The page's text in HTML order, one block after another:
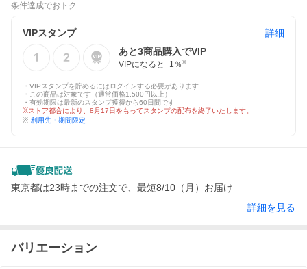
条件達成でおトク
VIPスタンプ
詳細
あと3商品購入でVIP
VIPになると+1 ％ ※
・VIPスタンプを貯めるにはログインする必要があります
・この商品は対象です（通常価格1,500円以上）
・有効期限は最新のスタンプ獲得から60日間です
※ストア都合により、8月17日をもってスタンプの配布を終了いたします。
※ 利用先・期間限定
東京都は23時までの注文で、最短8/10（月）お届け
詳細を見る
バリエーション